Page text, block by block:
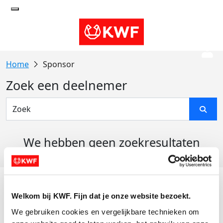
Welkom bij KWF. Fijn dat je onze website bezoekt.
We gebruiken cookies en vergelijkbare technieken om
Sponsor
Zoek een deelnemer
We hebben geen zoekresultaten
Actiematerialen
Evenementen